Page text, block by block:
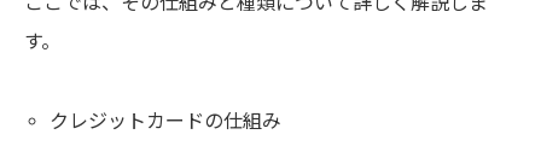
す。
クレジットカードの仕組み